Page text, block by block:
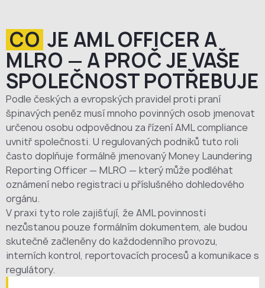
CO JE AML OFFICER A
MLRO — A PROČ JE VAŠE
SPOLEČNOST POTŘEBUJE
Podle českých a evropských pravidel proti praní
špinavých peněz musí mnoho povinných osob jmenovat
určenou osobu odpovědnou za řízení AML compliance
uvnitř společnosti. U regulovaných podniků tuto roli
často doplňuje formálně jmenovaný Money Laundering
Reporting Officer — MLRO — který může podléhat
oznámení nebo registraci u příslušného dohledového
orgánu.
V praxi tyto role zajišťují, že AML povinnosti
nezůstanou pouze formálním dokumentem, ale budou
skutečně začleněny do každodenního provozu,
interních kontrol, reportovacích procesů a komunikace s
regulátory.